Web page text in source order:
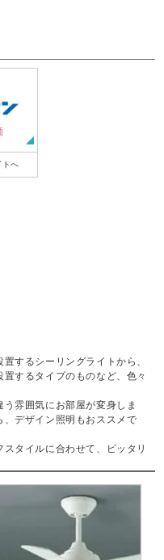
トへ
するシーリングライトから、
するタイプのものなど、色々
雰囲気にお部屋が変身しま
デザイン照明もおススメで
タイルに合わせて、ピッタリ